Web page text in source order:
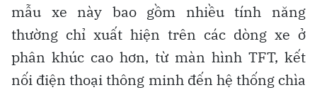
mẫu xe này bao gồm nhiều tính năng
thường chỉ xuất hiện trên các dòng xe ở
phân khúc cao hơn, từ màn hình TFT, kết
nối điện thoại thông minh đến hệ thống chìa